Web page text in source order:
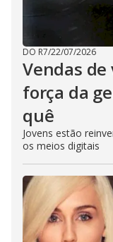
DO R7/22/07/2026
Vendas
força da
quê
Jovens estão
os meios digitais